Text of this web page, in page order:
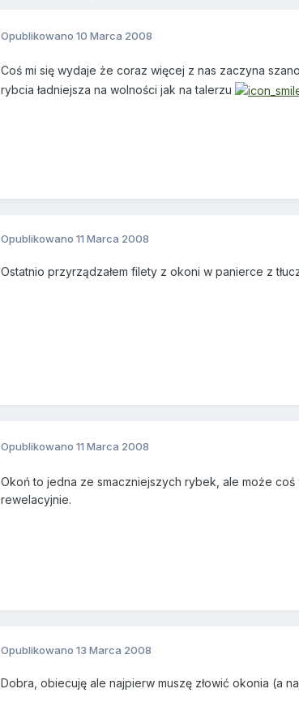
Opublikowano 10 Marca 2008
Coś mi się wydaje że coraz więcej z nas zaczyna
rybcia ładniejsza na wolności jak na talerzu
Opublikowano 11 Marca 2008
Ostatnio przyrządzałem filety z okoni w panierce z
Opublikowano 11 Marca 2008
Okoń to jedna ze smaczniejszych rybek, ale może
rewelacyjnie.
Opublikowano 13 Marca 2008
Dobra, obiecuję ale najpierw muszę złowić okonia (a